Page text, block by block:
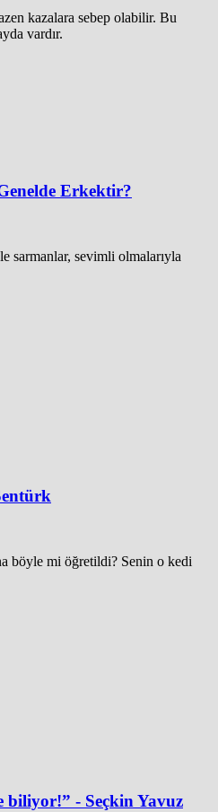
kazalara sebep olabilir. Bu
vardır.
Erkektir?
sarmanlar, sevimli olmalarıyla
böyle mi öğretildi? Senin o kedi
biliyor!” - Seçkin Yavuz